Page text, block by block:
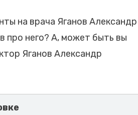
на врача Яганов Александр
про него? А, может быть вы
Яганов Александр